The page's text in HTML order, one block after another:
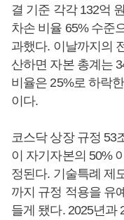
결 기준 각각 132억
차손 비율 65% 수준
과했다. 이날까지의
산하면 자본 총계는
비율은 25%로 하락
이다.
코스닥 상장 규정 53
이 자기자본의 50%
정된다. 기술특례 제
까지 규정 적용을 유
들게 됐다. 2025년과